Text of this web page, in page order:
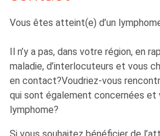
Vous êtes atteint(e) d’un
Il n’y a pas, dans votre région, en
maladie, d’interlocuteurs et vous
en contact?Voudriez-vous
qui sont également concernées et
lymphome?